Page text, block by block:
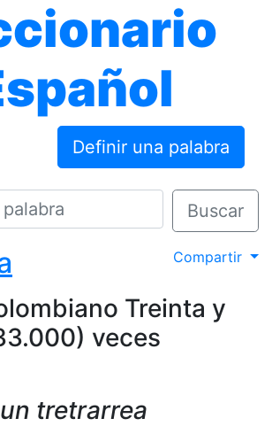
Definir una palabra
Buscar
Compartir
Treinta y
veces
tretrarrea